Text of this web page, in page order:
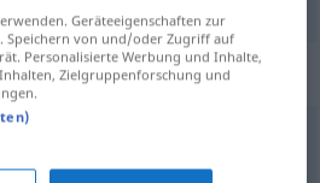
für "adressieren"
Geräteeigenschaften zur
von und/oder Zugriff auf
Personalisierte Werbung und Inhalte,
Zielgruppenforschung und